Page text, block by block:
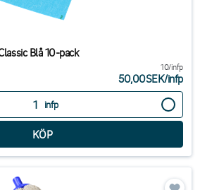
Blå 10-pack
10/infp
50,00SEK/infp
infp